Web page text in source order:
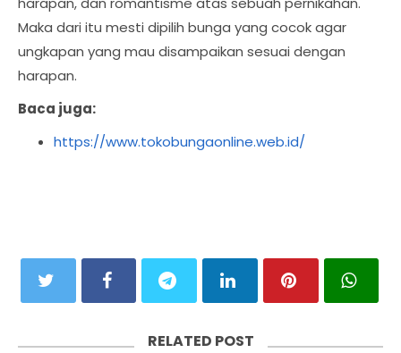
Maka dari itu mesti dipilih bunga yang cocok agar
ungkapan yang mau disampaikan sesuai dengan
harapan.
Baca juga:
https://www.tokobungaonline.web.id/
RELATED POST